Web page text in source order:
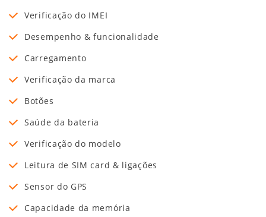
Verificação do IMEI
Desempenho & funcionalidade
Carregamento
Verificação da marca
Botões
Saúde da bateria
Verificação do modelo
Leitura de SIM card & ligações
Sensor do GPS
Capacidade da memória